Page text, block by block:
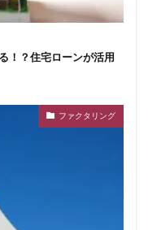
！？住宅ローンが活用
ファクタリング